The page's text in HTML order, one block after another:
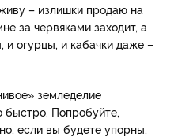
– излишки продаю на
за червяками заходит, а
огурцы, и кабачки даже –
земледелие
быстро. Попробуйте,
если вы будете упорны,